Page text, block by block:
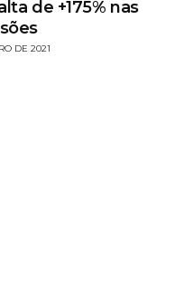
de +175% nas
DE 2021